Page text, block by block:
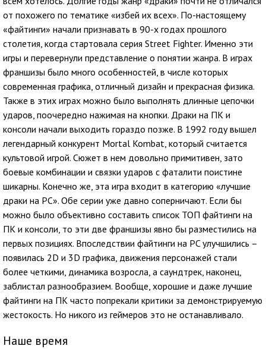
от похожего по тематике «избей их всех». По-настоящему
«файтинги» начали признавать в 90-х годах прошлого
столетия, когда стартовала серия Street Fighter. Именно эти
игры и перевернули представление о понятии жанра. В играх
франшизы было много особенностей, в числе которых
современная графика, отличный дизайн и прекрасная физика.
Также в этих играх можно было выполнять длинные цепочки
ударов, поочередно нажимая на кнопки. Драки на ПК и
консоли начали выходить гораздо позже. В 1992 году вышел
легендарный конкурент Mortal Kombat, который считается
культовой игрой. Сюжет в нем довольно примитивен, зато
боевые комбинации и связки ударов с фаталити поистине
шикарны. Конечно же, эта игра входит в категорию «лучшие
драки на PC». Обе серии уже давно соперничают. Если бы
можно было объективно составить список ТОП файтинги на
ПК и консоли, то эти две франшизы явно бы разместились на
первых позициях. Впоследствии файтинги на PC улучшились –
появилась 2D и 3D графика, движения персонажей стали
более четкими, динамика возросла, а саундтрек, наконец,
заблистал разнообразием. Вообще, хорошие и даже лучшие
файтинги на ПК часто попрекали критики за демонстрируемую
жестокость. Но никого из геймеров это не останавливало.
Наше время